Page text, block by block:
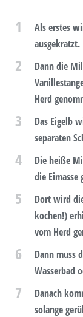
1
Als erstes
ausgekratzt.
2
Dann die
Herd
3
Das Eigelb
separaten
4
Die heiße
die
5
Dort wird
kochen!)
vom Herd
6
Dann muss
Wasserbad
7
Danach
solange